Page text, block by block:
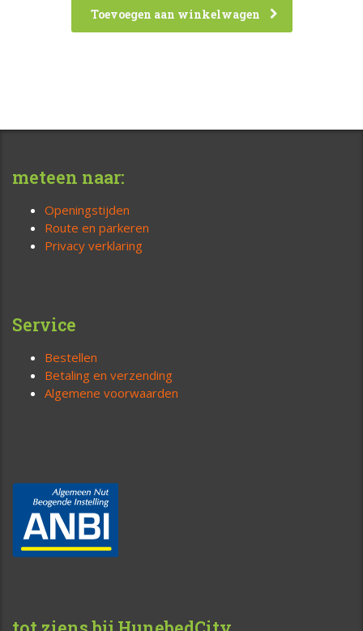
Toevoegen aan winkelwagen
meteen naar:
Openingstijden
Route en parkeren
Privacy verklaring
Service
Bestellen
Betaling en verzending
Algemene voorwaarden